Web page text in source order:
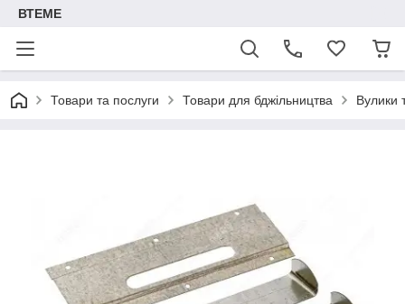
ВТЕМЕ
Товари та послуги Товари для бджільництва Вулики